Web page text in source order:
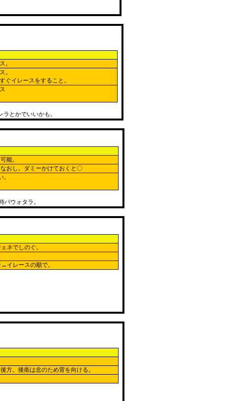
。
。
ぐイレースをすること。
とかでいいかも。
能。
おし。ダミーかけておくと〇
ウォタラ。
ネでしのぐ。
イレースの順で。
方。後衛は念のため背を向ける。